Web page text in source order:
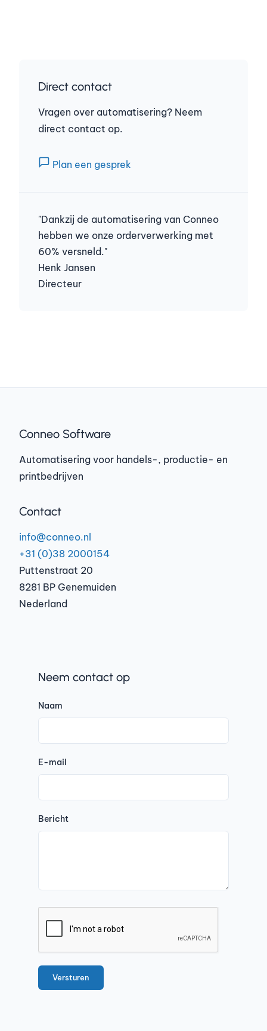
Direct contact
Vragen over automatisering? Neem
direct contact op.
Plan een gesprek
"Dankzij de automatisering van Conneo
hebben we onze orderverwerking met
60% versneld."
Henk Jansen
Directeur
Conneo Software
Automatisering voor handels-, productie- en
printbedrijven
Contact
info@conneo.nl
+31 (0)38 2000154
Puttenstraat 20
8281 BP Genemuiden
Nederland
Neem contact op
Naam
E-mail
Bericht